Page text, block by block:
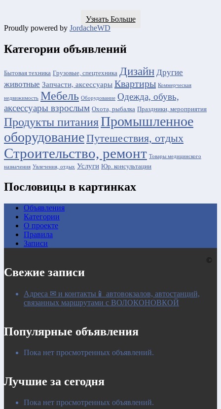
Узнать Больше
Proudly powered by JordacheWD
Категории объявлений
Бытовая техника Грузовые, спецтехника Дизайн Другие
животные Запчасти, аксессуары Квартиры Коммерческая
недвижимость Мебель Оборудование Одежда, обувь,
аксессуары взрослым Охота, рыбалка Праздники, мероприятия
Продукты питанияПромышленное
оборудованиеПутешествия, отдых
Строительство, ремонт Товары медицинского
назначения Увлечения, отдых Услуги Юр. консультации
Пословицы в картинках
Объявления
Категории
О проекте
Правила
Записи
Свежие записи
Адреса ✉ и контакты📱 автовокзалов, автостанций,
связанных маршрутами с ВОЛОКОНОВКОЙ
Популярные объявления
Пока нет просмотренных объявлений.
Лучшие за сегодня
Пока нет просмотренных объявлений.
©